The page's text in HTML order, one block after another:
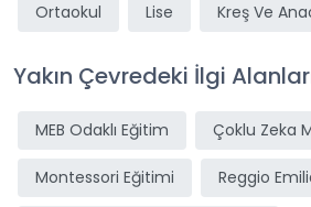
Ortaokul Lise Kreş Ve
Yakın Çevredeki İlgi
MEB Odaklı Eğitim Çoklu Zeka
Montessori Eğitimi Reggio